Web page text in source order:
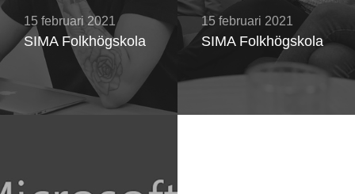
15 februari 2021
SIMA Folkhögskola
15 februari 2021
SIMA Folkhögskola